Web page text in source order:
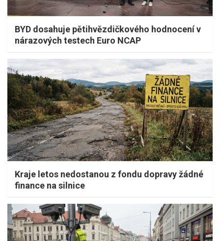
BYD dosahuje pětihvězdičkového hodnocení v
nárazových testech Euro NCAP
Kraje letos nedostanou z fondu dopravy žádné
finance na silnice